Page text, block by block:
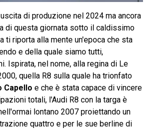
di produzione nel 2024 ma ancora
di questa giornata sotto il caldissimo
ti riporta alla mente un'epoca che sta
e della quale siamo tutti,
Ispirata, nel nome, alla regina di Le
quella R8 sulla quale ha trionfato
Capello e che è stata capace di vincere
totali, l'Audi R8 con la targa è
lontano 2007 proiettando un
quattro e per le sue berline di